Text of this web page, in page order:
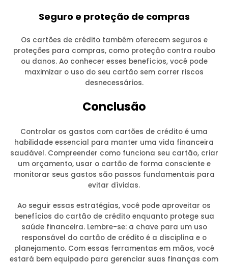
Seguro e proteção de compras
Os cartões de crédito também oferecem seguros e
proteções para compras, como proteção contra roubo
ou danos. Ao conhecer esses benefícios, você pode
maximizar o uso do seu cartão sem correr riscos
desnecessários.
Conclusão
Controlar os gastos com cartões de crédito é uma
habilidade essencial para manter uma vida financeira
saudável. Compreender como funciona seu cartão, criar
um orçamento, usar o cartão de forma consciente e
monitorar seus gastos são passos fundamentais para
evitar dívidas.
Ao seguir essas estratégias, você pode aproveitar os
benefícios do cartão de crédito enquanto protege sua
saúde financeira. Lembre-se: a chave para um uso
responsável do cartão de crédito é a disciplina e o
planejamento. Com essas ferramentas em mãos, você
estará bem equipado para gerenciar suas finanças com